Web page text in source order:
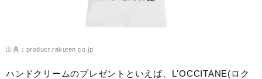
出典：product.rakuten.co.jp
ハンドクリームのプレゼントといえば、L'OCCITANE(ロク